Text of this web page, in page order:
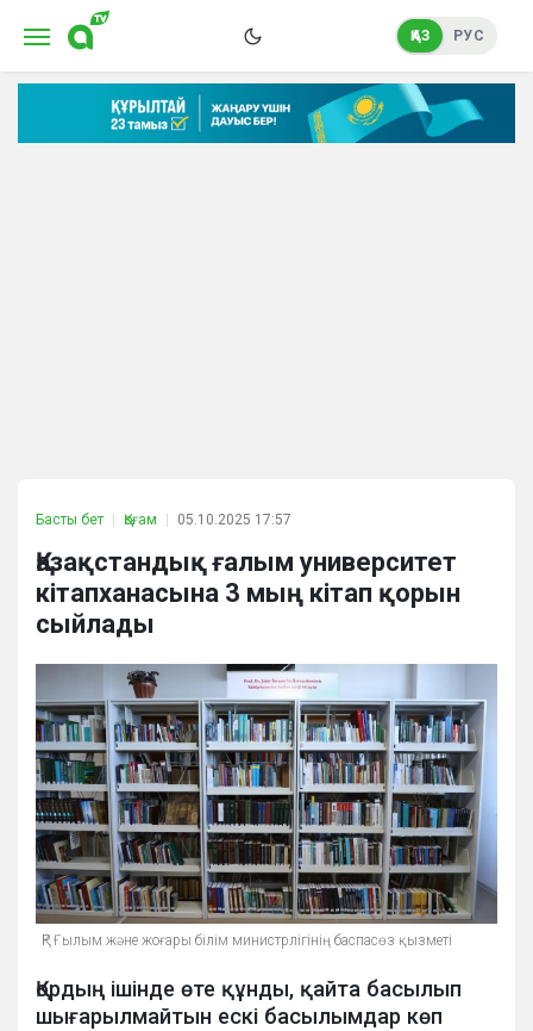
ҚАЗ РУС
Басты бет Қоғам 05.10.2025 17:57
Қазақстандық ғалым университет
кітапханасына 3 мың кітап қорын
сыйлады
ҚР Ғылым және жоғары білім министрлігінің баспасөз қызметі
Қордың ішінде өте құнды, қайта басылып
шығарылмайтын ескі басылымдар көп